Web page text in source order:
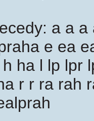
a a
e ea
ha l lp lpr
r r ra rah